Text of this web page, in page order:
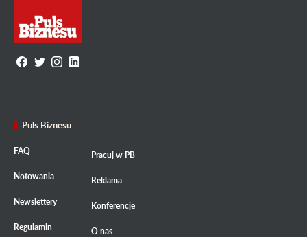
Puls Biznesu
FAQ
Notowania
Newslettery
Regulamin
Pracuj w PB
Reklama
Konferencje
O nas